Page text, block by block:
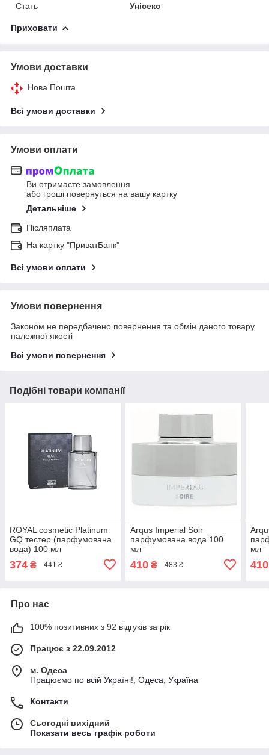
Стать
Унісекс
Приховати
Умови доставки
Нова Пошта
Всі умови доставки
Умови оплати
Ви отримаєте замовлення
або гроші повернуться на вашу картку
Детальніше
Післяплата
На картку "ПриватБанк"
Всі умови оплати
Умови повернення
Законом не передбачено повернення та обмін даного товару
належної якості
Всі умови повернення
Подібні товари компанії
ROYAL cosmetic Platinum
GQ тестер (парфумована
вода) 100 мл
374 ₴ 441 ₴
Arqus Imperial Soir
парфумована вода 100
мл
410₴ 483 ₴
мл
410
Про нас
100% позитивних з 92 відгуків за рік
Працює з 22.09.2012
м. Одеса
Працюємо по всій Україні!, Одеса, Україна
Контакти
Сьогодні вихідний
Показати весь графік роботи